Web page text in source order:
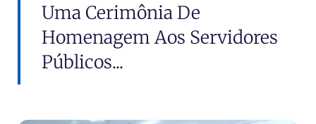
Uma Cerimônia De
Homenagem Aos Servidores
Públicos...